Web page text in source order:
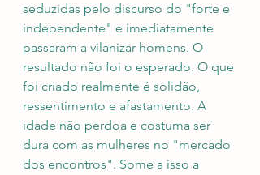
seduzidas pelo discurso do "forte e
independente" e imediatamente
passaram a vilanizar homens. O
resultado não foi o esperado. O que
foi criado realmente é solidão,
ressentimento e afastamento. A
idade não perdoa e costuma ser
dura com as mulheres no "mercado
dos encontros". Some a isso a